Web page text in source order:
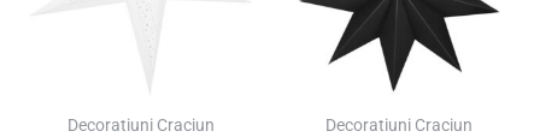
Decoratiuni Craciun SUPER PREȚ!
Decoratiuni Craciun